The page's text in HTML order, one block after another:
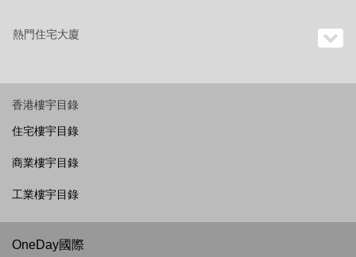
熱門住宅大廈
香港樓宇目錄
住宅樓宇目錄
商業樓宇目錄
工業樓宇目錄
OneDay國際